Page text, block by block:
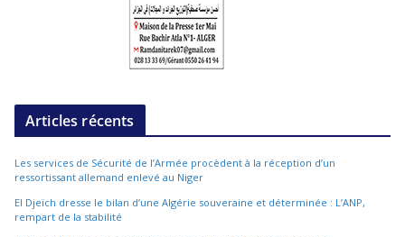
Articles récents
Les services de Sécurité de l’Armée procèdent à la réception d’un
ressortissant allemand enlevé au Niger
El Djeïch dresse le bilan d’une Algérie souveraine et déterminée : L’ANP,
rempart de la stabilité